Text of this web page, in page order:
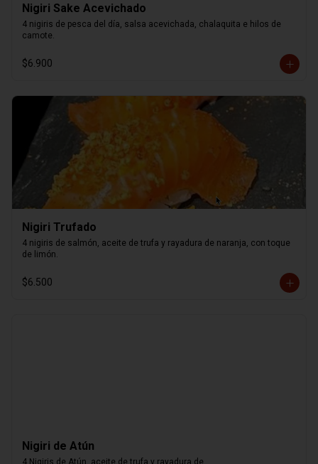
Nigiri Sake Acevichado
4 nigiris de pesca del día, salsa acevichada, chalaquita e hilos de
camote.
$6.900
Nigiri Trufado
4 nigiris de salmón, aceite de trufa y rayadura de naranja, con toque
de limón.
$6.500
Nigiri de Atún
4 Nigiris de Atún, aceite de trufa y rayadura de